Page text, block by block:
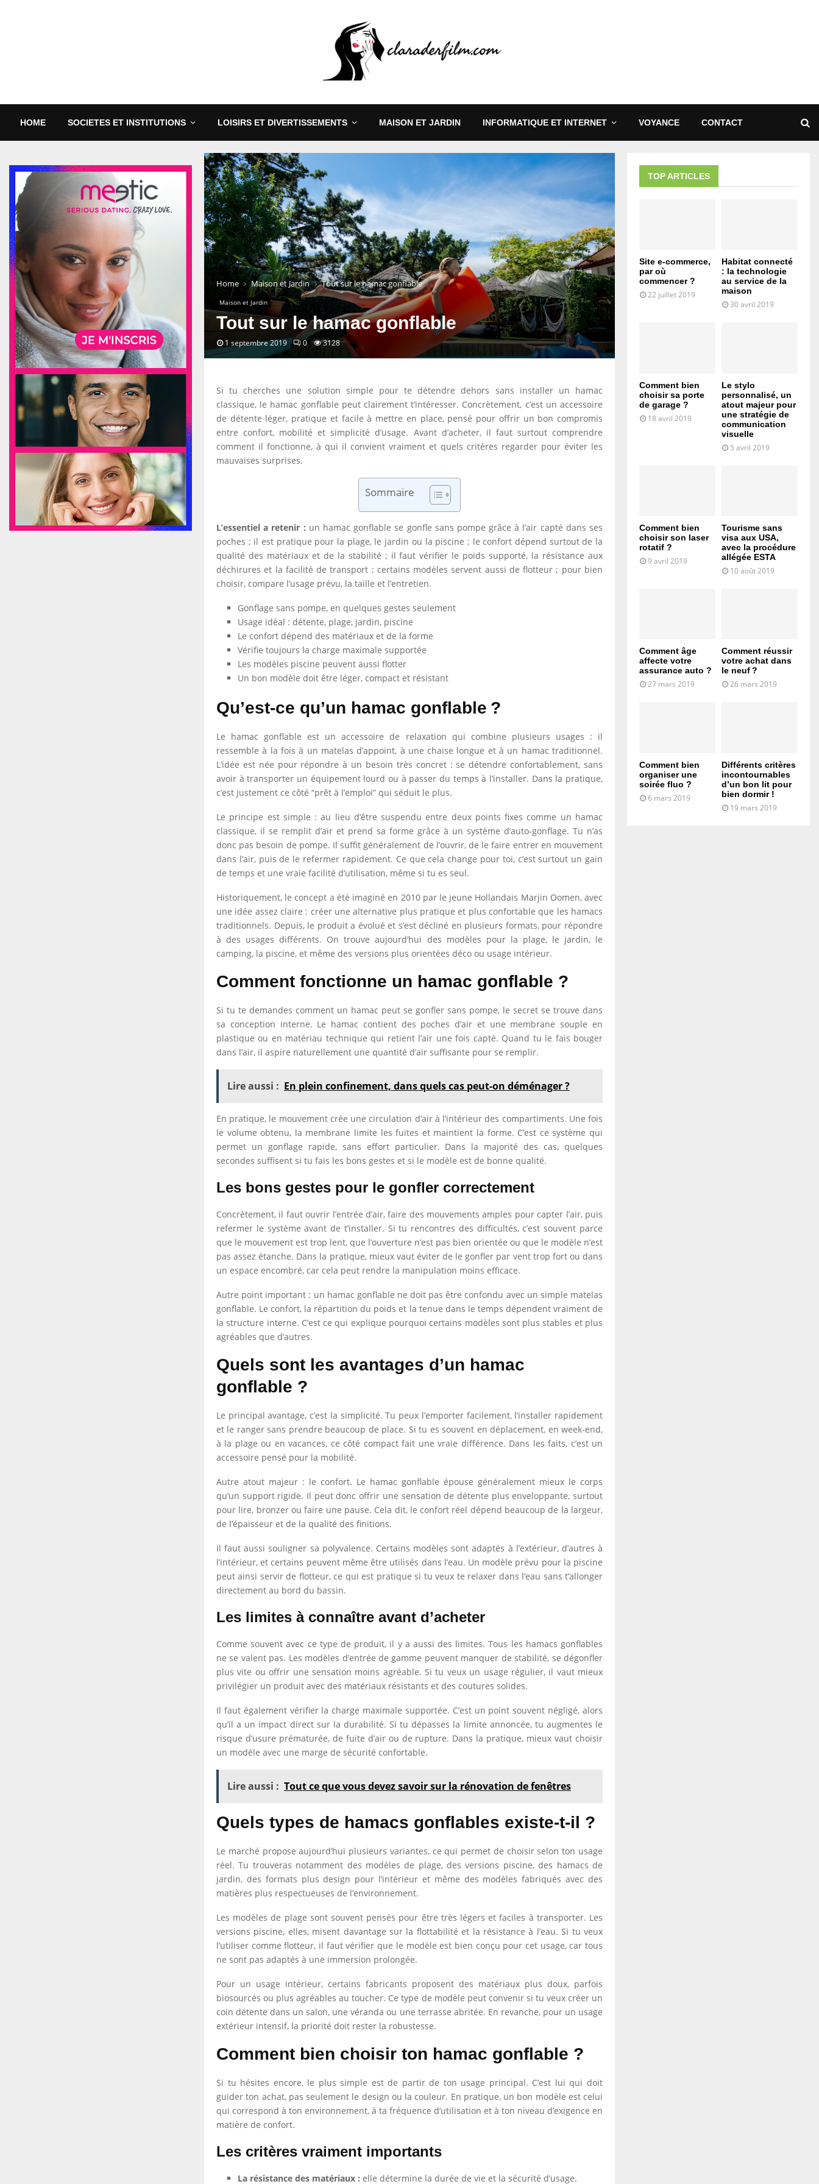
HOME SOCIETES ET INSTITUTIONS LOISIRS ET DIVERTISSEMENTS MAISON ET JARDIN INFORMATIQUE ET INTERNET VOYANCE CONTACT
Home Maison et Jardin Tout sur le hamac gonflable
Maison et Jardin
Tout sur le hamac gonflable
1 septembre 2019 0 3128
Si tu cherches une solution simple pour te détendre dehors sans installer un hamac
classique, le hamac gonflable peut clairement t’intéresser. Concrètement, c’est un accessoire
de détente léger, pratique et facile à mettre en place, pensé pour offrir un bon compromis
entre confort, mobilité et simplicité d’usage. Avant d’acheter, il faut surtout comprendre
comment il fonctionne, à qui il convient vraiment et quels critères regarder pour éviter les
mauvaises surprises.
Sommaire
L’essentiel a retenir : un hamac gonflable se gonfle sans pompe grâce à l’air capté dans ses
poches ; il est pratique pour la plage, le jardin ou la piscine ; le confort dépend surtout de la
qualité des matériaux et de la stabilité ; il faut vérifier le poids supporté, la résistance aux
déchirures et la facilité de transport ; certains modèles servent aussi de flotteur ; pour bien
choisir, compare l’usage prévu, la taille et l’entretien.
Gonflage sans pompe, en quelques gestes seulement
Usage idéal : détente, plage, jardin, piscine
Le confort dépend des matériaux et de la forme
Vérifie toujours la charge maximale supportée
Les modèles piscine peuvent aussi flotter
Un bon modèle doit être léger, compact et résistant
Qu’est-ce qu’un hamac gonflable ?
Le hamac gonflable est un accessoire de relaxation qui combine plusieurs usages : il
ressemble à la fois à un matelas d’appoint, à une chaise longue et à un hamac traditionnel.
L’idée est née pour répondre à un besoin très concret : se détendre confortablement, sans
avoir à transporter un équipement lourd ou à passer du temps à l’installer. Dans la pratique,
c’est justement ce côté “prêt à l’emploi” qui séduit le plus.
Le principe est simple : au lieu d’être suspendu entre deux points fixes comme un hamac
classique, il se remplit d’air et prend sa forme grâce à un système d’auto-gonflage. Tu n’as
donc pas besoin de pompe. Il suffit généralement de l’ouvrir, de le faire entrer en mouvement
dans l’air, puis de le refermer rapidement. Ce que cela change pour toi, c’est surtout un gain
de temps et une vraie facilité d’utilisation, même si tu es seul.
Historiquement, le concept a été imaginé en 2010 par le jeune Hollandais Marjin Oomen, avec
une idée assez claire : créer une alternative plus pratique et plus confortable que les hamacs
traditionnels. Depuis, le produit a évolué et s’est décliné en plusieurs formats, pour répondre
à des usages différents. On trouve aujourd’hui des modèles pour la plage, le jardin, le
camping, la piscine, et même des versions plus orientées déco ou usage intérieur.
Comment fonctionne un hamac gonflable ?
Si tu te demandes comment un hamac peut se gonfler sans pompe, le secret se trouve dans
sa conception interne. Le hamac contient des poches d’air et une membrane souple en
plastique ou en matériau technique qui retient l’air une fois capté. Quand tu le fais bouger
dans l’air, il aspire naturellement une quantité d’air suffisante pour se remplir.
Lire aussi : En plein confinement, dans quels cas peut-on déménager ?
En pratique, le mouvement crée une circulation d’air à l’intérieur des compartiments. Une fois
le volume obtenu, la membrane limite les fuites et maintient la forme. C’est ce système qui
permet un gonflage rapide, sans effort particulier. Dans la majorité des cas, quelques
secondes suffisent si tu fais les bons gestes et si le modèle est de bonne qualité.
Les bons gestes pour le gonfler correctement
Concrètement, il faut ouvrir l’entrée d’air, faire des mouvements amples pour capter l’air, puis
refermer le système avant de t’installer. Si tu rencontres des difficultés, c’est souvent parce
que le mouvement est trop lent, que l’ouverture n’est pas bien orientée ou que le modèle n’est
pas assez étanche. Dans la pratique, mieux vaut éviter de le gonfler par vent trop fort ou dans
un espace encombré, car cela peut rendre la manipulation moins efficace.
Autre point important : un hamac gonflable ne doit pas être confondu avec un simple matelas
gonflable. Le confort, la répartition du poids et la tenue dans le temps dépendent vraiment de
la structure interne. C’est ce qui explique pourquoi certains modèles sont plus stables et plus
agréables que d’autres.
Quels sont les avantages d’un hamac
gonflable ?
Le principal avantage, c’est la simplicité. Tu peux l’emporter facilement, l’installer rapidement
et le ranger sans prendre beaucoup de place. Si tu es souvent en déplacement, en week-end,
à la plage ou en vacances, ce côté compact fait une vraie différence. Dans les faits, c’est un
accessoire pensé pour la mobilité.
Autre atout majeur : le confort. Le hamac gonflable épouse généralement mieux le corps
qu’un support rigide. Il peut donc offrir une sensation de détente plus enveloppante, surtout
pour lire, bronzer ou faire une pause. Cela dit, le confort réel dépend beaucoup de la largeur,
de l’épaisseur et de la qualité des finitions.
Il faut aussi souligner sa polyvalence. Certains modèles sont adaptés à l’extérieur, d’autres à
l’intérieur, et certains peuvent même être utilisés dans l’eau. Un modèle prévu pour la piscine
peut ainsi servir de flotteur, ce qui est pratique si tu veux te relaxer dans l’eau sans t’allonger
directement au bord du bassin.
Les limites à connaître avant d’acheter
Comme souvent avec ce type de produit, il y a aussi des limites. Tous les hamacs gonflables
ne se valent pas. Les modèles d’entrée de gamme peuvent manquer de stabilité, se dégonfler
plus vite ou offrir une sensation moins agréable. Si tu veux un usage régulier, il vaut mieux
privilégier un produit avec des matériaux résistants et des coutures solides.
Il faut également vérifier la charge maximale supportée. C’est un point souvent négligé, alors
qu’il a un impact direct sur la durabilité. Si tu dépasses la limite annoncée, tu augmentes le
risque d’usure prématurée, de fuite d’air ou de rupture. Dans la pratique, mieux vaut choisir
un modèle avec une marge de sécurité confortable.
Lire aussi : Tout ce que vous devez savoir sur la rénovation de fenêtres
Quels types de hamacs gonflables existe-t-il ?
Le marché propose aujourd’hui plusieurs variantes, ce qui permet de choisir selon ton usage
réel. Tu trouveras notamment des modèles de plage, des versions piscine, des hamacs de
jardin, des formats plus design pour l’intérieur et même des modèles fabriqués avec des
matières plus respectueuses de l’environnement.
Les modèles de plage sont souvent pensés pour être très légers et faciles à transporter. Les
versions piscine, elles, misent davantage sur la flottabilité et la résistance à l’eau. Si tu veux
l’utiliser comme flotteur, il faut vérifier que le modèle est bien conçu pour cet usage, car tous
ne sont pas adaptés à une immersion prolongée.
Pour un usage intérieur, certains fabricants proposent des matériaux plus doux, parfois
biosourcés ou plus agréables au toucher. Ce type de modèle peut convenir si tu veux créer un
coin détente dans un salon, une véranda ou une terrasse abritée. En revanche, pour un usage
extérieur intensif, la priorité doit rester la robustesse.
Comment bien choisir ton hamac gonflable ?
Si tu hésites encore, le plus simple est de partir de ton usage principal. C’est lui qui doit
guider ton achat, pas seulement le design ou la couleur. En pratique, un bon modèle est celui
qui correspond à ton environnement, à ta fréquence d’utilisation et à ton niveau d’exigence en
matière de confort.
Les critères vraiment importants
La résistance des matériaux : elle détermine la durée de vie et la sécurité d’usage.
TOP ARTICLES
Site e-commerce,
par où
commencer ?
22 juillet 2019
Habitat connecté
: la technologie
au service de la
maison
30 avril 2019
Comment bien
choisir sa porte
de garage ?
18 avril 2019
Le stylo
personnalisé, un
atout majeur pour
une stratégie de
communication
visuelle
5 avril 2019
Comment bien
choisir son laser
rotatif ?
9 avril 2019
Tourisme sans
visa aux USA,
avec la procédure
allégée ESTA
10 août 2019
Comment âge
affecte votre
assurance auto ?
27 mars 2019
Comment réussir
votre achat dans
le neuf ?
26 mars 2019
Comment bien
organiser une
soirée fluo ?
6 mars 2019
Différents critères
incontournables
d’un bon lit pour
bien dormir !
19 mars 2019